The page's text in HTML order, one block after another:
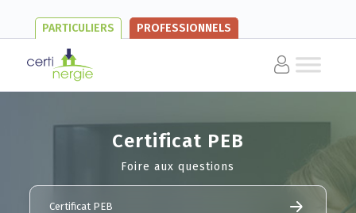
PARTICULIERS PROFESSIONNELS
Certificat PEB
Foire aux questions
Certificat PEB